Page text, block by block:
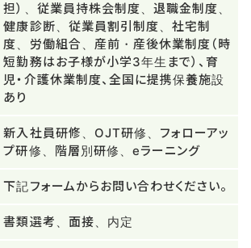
担）、従業員持株会制度、退職金制度、
健康診断、従業員割引制度、社宅制
度、労働組合、産前・産後休業制度（時
短勤務はお子様が小学3年生まで）、育
児・介護休業制度、全国に提携保養施設
あり
新入社員研修、OJT研修、フォローアッ
プ研修、階層別研修、eラーニング
下記フォームからお問い合わせください。
書類選考、面接、内定